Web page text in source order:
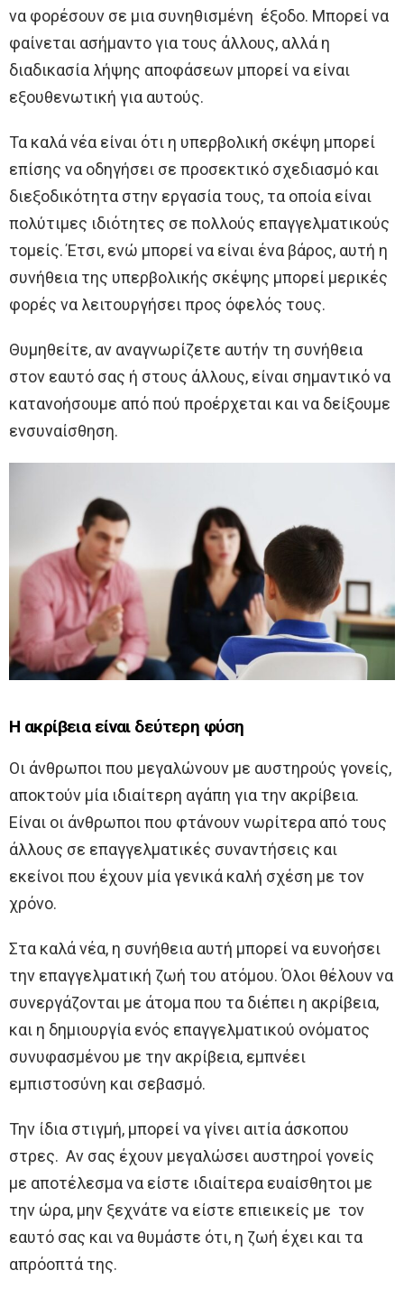
να φορέσουν σε μια συνηθισμένη έξοδο. Μπορεί να
φαίνεται ασήμαντο για τους άλλους, αλλά η
διαδικασία λήψης αποφάσεων μπορεί να είναι
εξουθενωτική για αυτούς.
Τα καλά νέα είναι ότι η υπερβολική σκέψη μπορεί
επίσης να οδηγήσει σε προσεκτικό σχεδιασμό και
διεξοδικότητα στην εργασία τους, τα οποία είναι
πολύτιμες ιδιότητες σε πολλούς επαγγελματικούς
τομείς. Έτσι, ενώ μπορεί να είναι ένα βάρος, αυτή η
συνήθεια της υπερβολικής σκέψης μπορεί μερικές
φορές να λειτουργήσει προς όφελός τους.
Θυμηθείτε, αν αναγνωρίζετε αυτήν τη συνήθεια
στον εαυτό σας ή στους άλλους, είναι σημαντικό να
κατανοήσουμε από πού προέρχεται και να δείξουμε
ενσυναίσθηση.
Η ακρίβεια είναι δεύτερη φύση
Οι άνθρωποι που μεγαλώνουν με αυστηρούς γονείς,
αποκτούν μία ιδιαίτερη αγάπη για την ακρίβεια.
Είναι οι άνθρωποι που φτάνουν νωρίτερα από τους
άλλους σε επαγγελματικές συναντήσεις και
εκείνοι που έχουν μία γενικά καλή σχέση με τον
χρόνο.
Στα καλά νέα, η συνήθεια αυτή μπορεί να ευνοήσει
την επαγγελματική ζωή του ατόμου. Όλοι θέλουν να
συνεργάζονται με άτομα που τα διέπει η ακρίβεια,
και η δημιουργία ενός επαγγελματικού ονόματος
συνυφασμένου με την ακρίβεια, εμπνέει
εμπιστοσύνη και σεβασμό.
Την ίδια στιγμή, μπορεί να γίνει αιτία άσκοπου
στρες. Αν σας έχουν μεγαλώσει αυστηροί γονείς
με αποτέλεσμα να είστε ιδιαίτερα ευαίσθητοι με
την ώρα, μην ξεχνάτε να είστε επιεικείς με τον
εαυτό σας και να θυμάστε ότι, η ζωή έχει και τα
απρόοπτά της.